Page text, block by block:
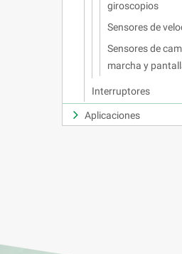
giroscopios
Sensores de
Sensores de
marcha y
Interruptores
Aplicaciones